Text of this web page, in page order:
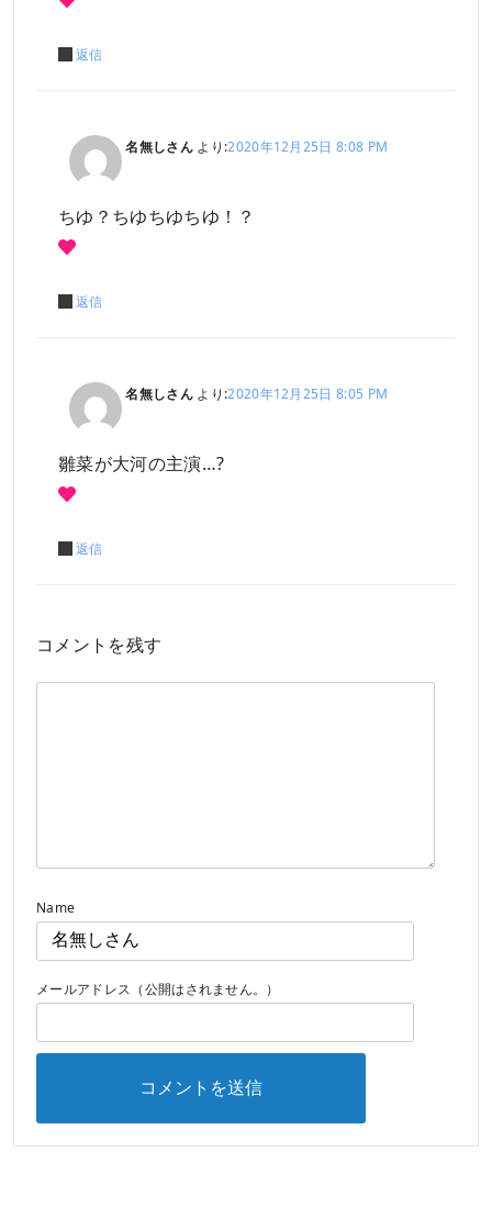
返信
名無しさん より:2020年12月25日 8:08 PM
ちゆ？ちゆちゆちゆ！？
返信
名無しさん より:2020年12月25日 8:05 PM
雛菜が大河の主演…?
返信
コメントを残す
Name
メールアドレス（公開はされません。）